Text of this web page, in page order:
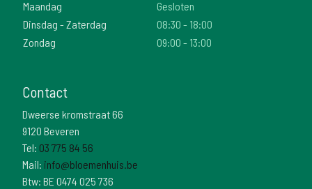
Maandag
Gesloten
Dinsdag - Zaterdag
08:30 - 18:00
Zondag
09:00 - 13:00
Contact
Dweerse kromstraat 66
9120 Beveren
Tel: 03 775 84 56
Mail: info@bloemenhuis.be
Btw: BE 0474 025 736